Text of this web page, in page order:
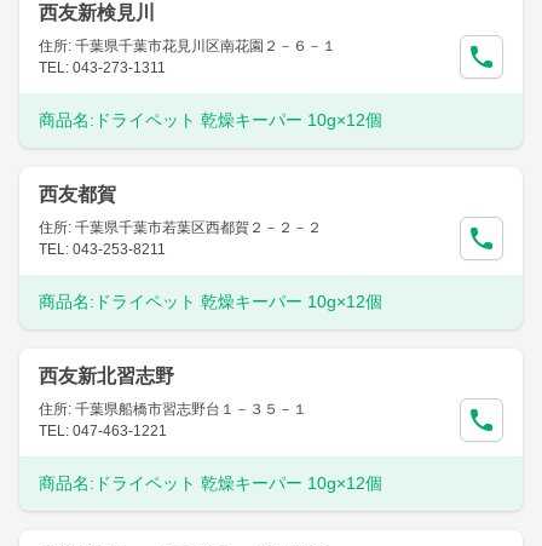
西友新検見川
住所: 千葉県千葉市花見川区南花園２－６－１
TEL: 043-273-1311
商品名: ドライペット 乾燥キーパー 10g×12個
西友都賀
住所: 千葉県千葉市若葉区西都賀２－２－２
TEL: 043-253-8211
商品名: ドライペット 乾燥キーパー 10g×12個
西友新北習志野
住所: 千葉県船橋市習志野台１－３５－１
TEL: 047-463-1221
商品名: ドライペット 乾燥キーパー 10g×12個